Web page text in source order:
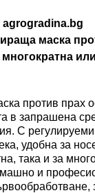
маска
против прах
в запрашена
С
удобна за
така и за
и